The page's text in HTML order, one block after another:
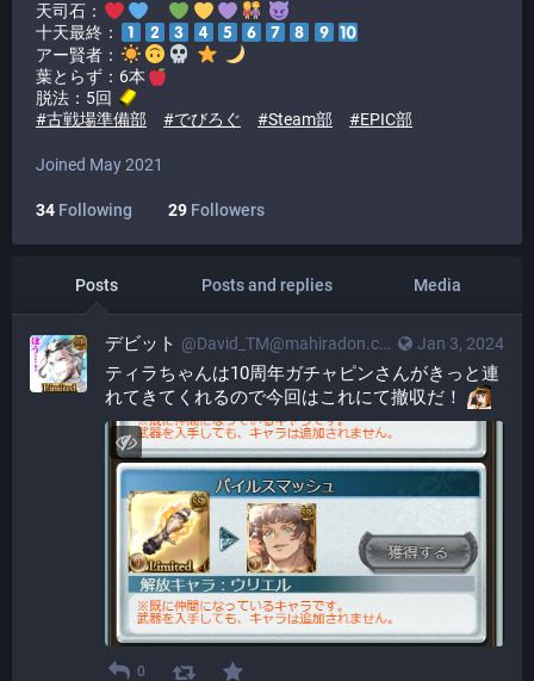
天司石：
十天最終：
アー賢者：
葉とらず：6本
脱法：5回
#古戦場準備部 #でびろぐ #Steam部 #EPIC部
Joined May 2021
34 Following 29 Followers
Posts Posts and replies Media
Jan 3, 2024
デビット @David_TM@mahiradon.com
ティラちゃんは10周年ガチャピンさんがきっと連
れてきてくれるので今回はこれにて撤収だ！
0